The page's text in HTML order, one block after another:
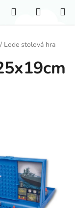
Hľadať
KOŠÍK
/ Lode stolová hra